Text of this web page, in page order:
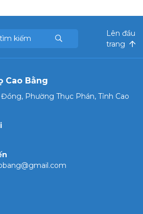
Lên đầu
trang
Cao Bằng
Đồng, Phường Thục Phán, Tỉnh Cao